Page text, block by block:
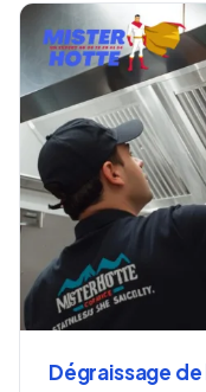
Dégraissage